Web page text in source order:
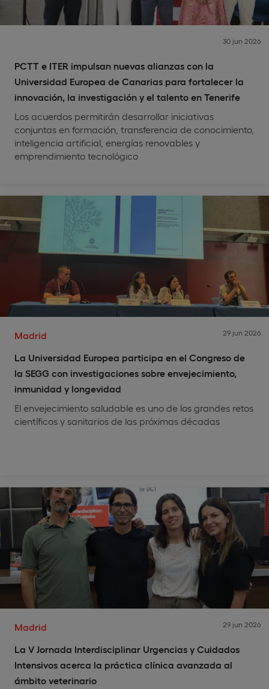
PCTT e ITER impulsan nuevas alianzas con la
Universidad Europea de Canarias para fortalecer la
innovación, la investigación y el talento en Tenerife
30 jun 2026
Los acuerdos permitirán desarrollar iniciativas
conjuntas en formación, transferencia de conocimiento,
inteligencia artificial, energías renovables y
emprendimiento tecnológico
Madrid
La Universidad Europea participa en el Congreso de
la SEGG con investigaciones sobre envejecimiento,
inmunidad y longevidad
29 jun 2026
El envejecimiento saludable es uno de los grandes retos
científicos y sanitarios de las próximas décadas
Madrid
La V Jornada Interdisciplinar Urgencias y Cuidados
Intensivos acerca la práctica clínica avanzada al
ámbito veterinario
29 jun 2026